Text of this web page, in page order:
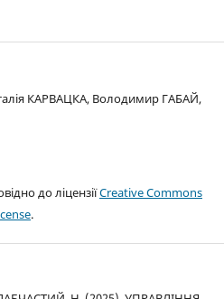
КАРВАЦКА, Володимир ГАБАЙ,
до ліцензіїCreative Commons
.